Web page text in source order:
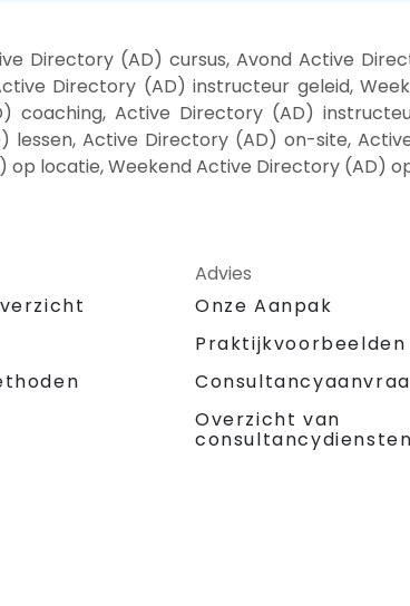
Directory (AD) cursus, Avond Active
Directory (AD) instructeur geleid,
coaching, Active Directory (AD)
lessen, Active Directory (AD) on-site,
op locatie, Weekend Active Directory (AD)
Advies
Onze Aanpak
Praktijkvoorbeelden
Overzicht van
consultancydiensten